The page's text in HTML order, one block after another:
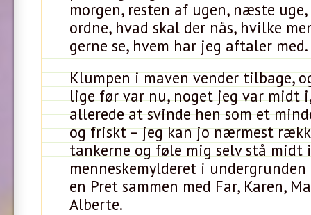
morgen, resten af ugen, næste
ordne, hvad skal der nås, hvilke
gerne se, hvem har jeg aftaler med.
Klumpen i maven vender tilbage,
lige før var nu, noget jeg var midt
allerede at svinde hen som et
og friskt – jeg kan jo nærmest
tankerne og føle mig selv stå midt i
menneskemylderet i
en Pret sammen med Far, Karen,
Alberte.